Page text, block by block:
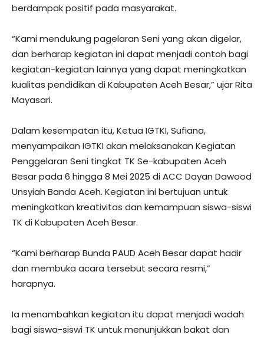
berdampak positif pada masyarakat.
“Kami mendukung pagelaran Seni yang akan digelar,
dan berharap kegiatan ini dapat menjadi contoh bagi
kegiatan-kegiatan lainnya yang dapat meningkatkan
kualitas pendidikan di Kabupaten Aceh Besar,” ujar Rita
Mayasari.
Dalam kesempatan itu, Ketua IGTKI, Sufiana,
menyampaikan IGTKI akan melaksanakan Kegiatan
Penggelaran Seni tingkat TK Se-kabupaten Aceh
Besar pada 6 hingga 8 Mei 2025 di ACC Dayan Dawood
Unsyiah Banda Aceh. Kegiatan ini bertujuan untuk
meningkatkan kreativitas dan kemampuan siswa-siswi
TK di Kabupaten Aceh Besar.
“Kami berharap Bunda PAUD Aceh Besar dapat hadir
dan membuka acara tersebut secara resmi,”
harapnya.
Ia menambahkan kegiatan itu dapat menjadi wadah
bagi siswa-siswi TK untuk menunjukkan bakat dan